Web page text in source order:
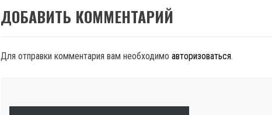
ДОБАВИТЬ КОММЕНТАРИЙ
Для отправки комментария вам необходимо авторизоваться.